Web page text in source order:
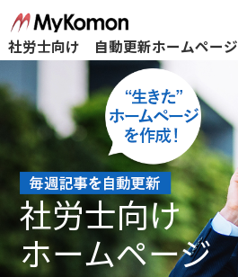
社労士向け 自動更新ホームページ
社労士向け
ホームページ